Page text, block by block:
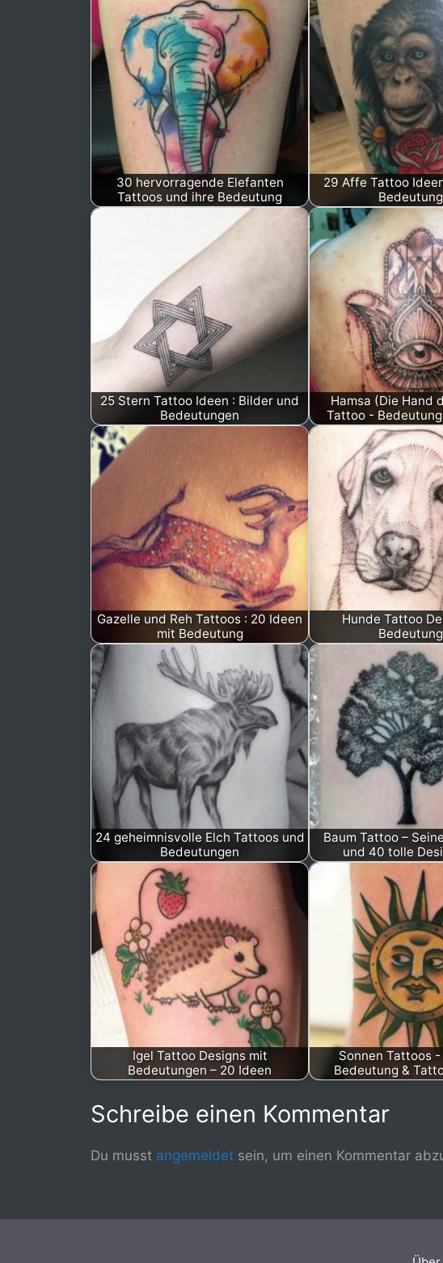
30 hervorragende Elefanten
Tattoos und ihre Bedeutung
29 Affe Tattoo
25 Stern Tattoo Ideen : Bilder und
Bedeutungen
Hamsa (Die Hand
Tattoo -
Gazelle und Reh Tattoos : 20 Ideen
mit Bedeutung
Hunde Tattoo
24 geheimnisvolle Elch Tattoos und
Bedeutungen
Baum Tattoo –
und 40 tolle
Igel Tattoo Designs mit
Bedeutungen – 20 Ideen
Sonnen Tattoos
Bedeutung &
Schreibe einen Kommentar
Du musst angemeldet sein, um einen Kommentar